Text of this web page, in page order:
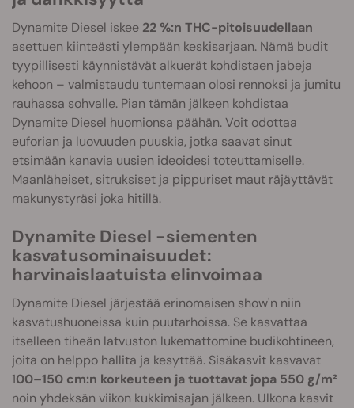
Dynamite Diesel iskee 22 %:n THC-pitoisuudellaan
asettuen kiinteästi ylempään keskisarjaan. Nämä budit
tyypillisesti käynnistävät alkuerät kohdistaen jabeja
kehoon – valmistaudu tuntemaan olosi rennoksi ja jumitu
rauhassa sohvalle. Pian tämän jälkeen kohdistaa
Dynamite Diesel huomionsa päähän. Voit odottaa
euforian ja luovuuden puuskia, jotka saavat sinut
etsimään kanavia uusien ideoidesi toteuttamiselle.
Maanläheiset, sitruksiset ja pippuriset maut räjäyttävät
makunystyräsi joka hitillä.
Dynamite Diesel -siementen
kasvatusominaisuudet:
harvinaislaatuista elinvoimaa
Dynamite Diesel järjestää erinomaisen show'n niin
kasvatushuoneissa kuin puutarhoissa. Se kasvattaa
itselleen tiheän latvuston lukemattomine budikohtineen,
joita on helppo hallita ja kesyttää. Sisäkasvit kasvavat
100–150 cm:n korkeuteen ja tuottavat jopa 550 g/m²
noin yhdeksän viikon kukkimisajan jälkeen. Ulkona kasvit